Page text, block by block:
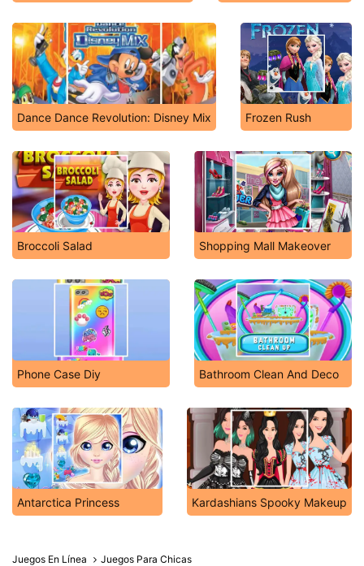
Dance Dance Revolution: Disney Mix Frozen Rush
Broccoli Salad Shopping Mall Makeover
Phone Case Diy Bathroom Clean And Deco
Antarctica Princess Kardashians Spooky Makeup
Juegos En Línea Juegos Para Chicas